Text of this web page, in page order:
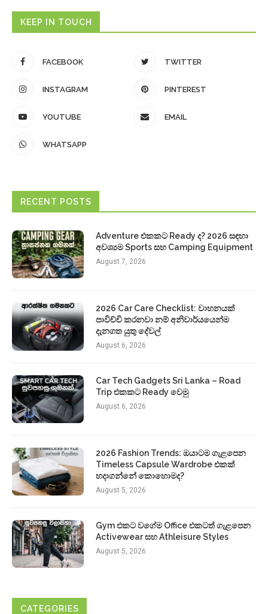
KEEP IN TOUCH
FACEBOOK TWITTER
INSTAGRAM PINTEREST
YOUTUBE EMAIL
WHATSAPP
RECENT POSTS
Adventure එකකට Ready ද? 2026 සඳහා
අවශ්‍යම Sports සහ Camping Equipment
August 7, 2026
2026 Car Care Checklist: වාහනයක්
පාවිච්චි කරනවා නම් අනිවාර්යයෙන්ම
දැනගත යුතු දේවල්
August 6, 2026
Car Tech Gadgets Sri Lanka – Road
Trip එකකට Ready වෙමු
August 6, 2026
2026 Fashion Trends: ඔයාටම ගැළපෙන
Timeless Capsule Wardrobe එකක්
හදාගන්නේ කොහොමද?
August 5, 2026
Gym එකට වගේම Office එකටත් ගැළපෙන
Activewear සහ Athleisure Styles
August 5, 2026
CATEGORIES